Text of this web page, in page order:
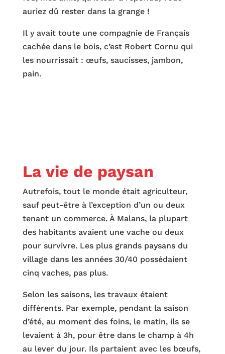
auriez dû rester dans la grange !
Il y avait toute une compagnie de Français
cachée dans le bois, c’est Robert Cornu qui
les nourrissait : œufs, saucisses, jambon,
pain.
La vie de paysan
Autrefois, tout le monde était agriculteur,
sauf peut-être à l’exception d’un ou deux
tenant un commerce. À Malans, la plupart
des habitants avaient une vache ou deux
pour survivre. Les plus grands paysans du
village dans les années 30/40 possédaient
cinq vaches, pas plus.
Selon les saisons, les travaux étaient
différents. Par exemple, pendant la saison
d’été, au moment des foins, le matin, ils se
levaient à 3h, pour être dans le champ à 4h
au lever du jour. Ils partaient avec les bœufs,